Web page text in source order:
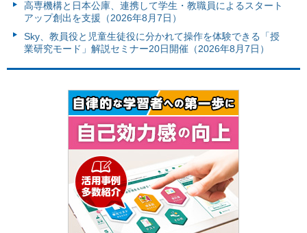
高専機構と日本公庫、連携して学生・教職員によるスタート
アップ創出を支援（2026年8月7日）
Sky、教員役と児童生徒役に分かれて操作を体験できる「授
業研究モード」解説セミナー20日開催（2026年8月7日）